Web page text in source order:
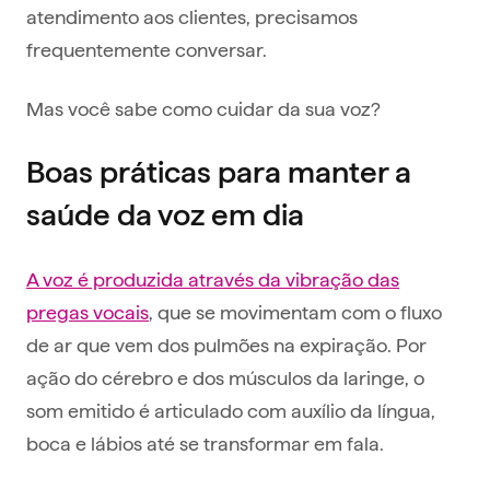
atendimento aos clientes, precisamos
frequentemente conversar.
Mas você sabe como cuidar da sua voz?
Boas práticas para manter a
saúde da voz em dia
A voz é produzida através da vibração das
pregas vocais, que se movimentam com o fluxo
de ar que vem dos pulmões na expiração. Por
ação do cérebro e dos músculos da laringe, o
som emitido é articulado com auxílio da língua,
boca e lábios até se transformar em fala.